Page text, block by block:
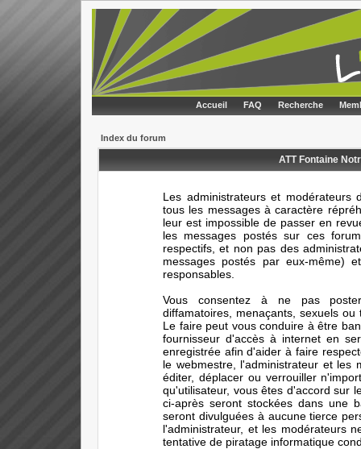
Accueil FAQ Recherche
Index du forum
ATT Fontaine
Les administrateurs et
tous les messages à caractère
leur est impossible de passer en
les messages postés sur ces
respectifs, et non pas des
messages postés par eux-même)
responsables.
Vous consentez à ne pas
diffamatoires, menaçants, sexuels
Le faire peut vous conduire à être
fournisseur d'accès à internet en
enregistrée afin d'aider à faire
le webmestre, l'administrateur et les
éditer, déplacer ou verrouiller
qu'utilisateur, vous êtes d'accord sur
ci-après seront stockées dans une
seront divulguées à aucune tierce
l'administrateur, et les modérateurs
tentative de piratage informatique